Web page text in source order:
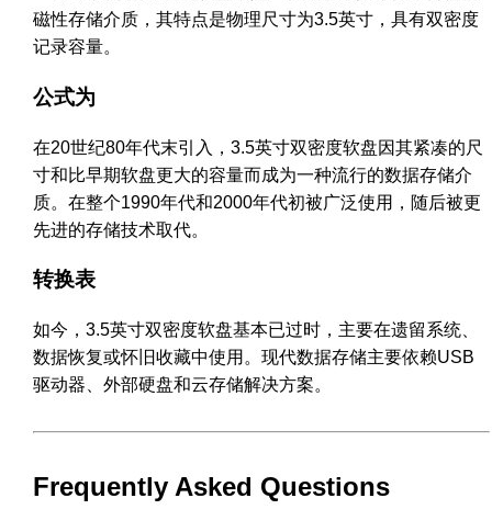
磁性存储介质，其特点是物理尺寸为3.5英寸，具有双密度
记录容量。
公式为
在20世纪80年代末引入，3.5英寸双密度软盘因其紧凑的尺
寸和比早期软盘更大的容量而成为一种流行的数据存储介
质。在整个1990年代和2000年代初被广泛使用，随后被更
先进的存储技术取代。
转换表
如今，3.5英寸双密度软盘基本已过时，主要在遗留系统、
数据恢复或怀旧收藏中使用。现代数据存储主要依赖USB
驱动器、外部硬盘和云存储解决方案。
Frequently Asked Questions